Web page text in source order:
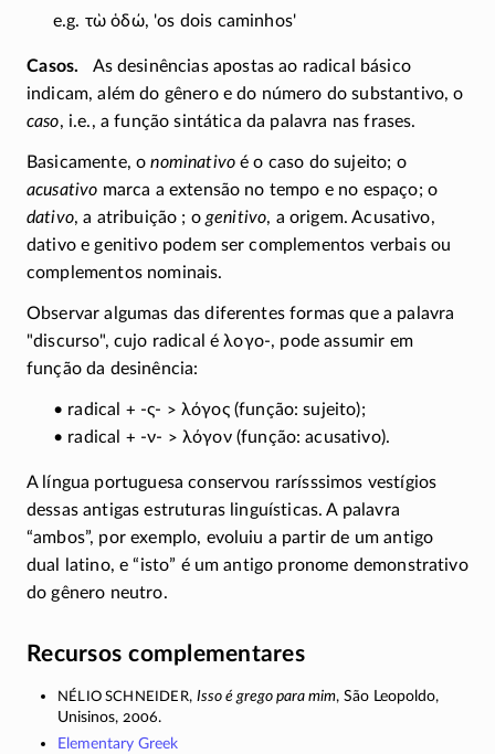
e.g. τὼ ὁδώ, 'os dois caminhos'
Casos
As desinências apostas ao radical básico
indicam, além do gênero e do número do substantivo, o
caso, i.e., a função sintática da palavra nas frases.
Basicamente, onominativo é o caso do sujeito; o
acusativo marca a extensão no tempo e no espaço; o
dativo, a atribuição ; o genitivo, a origem. Acusativo,
dativo e genitivo podem ser complementos verbais ou
complementos nominais.
Observar algumas das diferentes formas que a palavra
"discurso", cujo radical é λογο-, pode assumir em
função da desinência:
• radical + -ς- > λόγος(função: sujeito);
• radical + -ν- > λόγον(função: acusativo).
A língua portuguesa conservou rarísssimos vestígios
dessas antigas estruturas linguísticas. A palavra
“ambos”, por exemplo, evoluiu a partir de um antigo
dual latino, e “isto” é um antigo pronome demonstrativo
do gênero neutro.
Recursos complementares
Nélio Schneider, Isso é grego para mim, São Leopoldo,
Unisinos, 2006.
Elementary Greek